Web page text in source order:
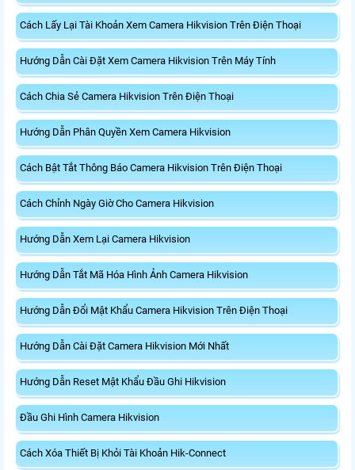
Cách Lấy Lại Tài Khoản Xem Camera Hikvision Trên Điện Thoại
Hướng Dẫn Cài Đặt Xem Camera Hikvision Trên Máy Tính
Cách Chia Sẻ Camera Hikvision Trên Điện Thoại
Hướng Dẫn Phân Quyền Xem Camera Hikvision
Cách Bật Tắt Thông Báo Camera Hikvision Trên Điện Thoại
Cách Chỉnh Ngày Giờ Cho Camera Hikvision
Hướng Dẫn Xem Lại Camera Hikvision
Hướng Dẫn Tắt Mã Hóa Hình Ảnh Camera Hikvision
Hướng Dẫn Đổi Mật Khẩu Camera Hikvision Trên Điện Thoại
Hướng Dẫn Cài Đặt Camera Hikvision Mới Nhất
Hướng Dẫn Reset Mật Khẩu Đầu Ghi Hikvision
Đầu Ghi Hình Camera Hikvision
Cách Xóa Thiết Bị Khỏi Tài Khoản Hik-Connect